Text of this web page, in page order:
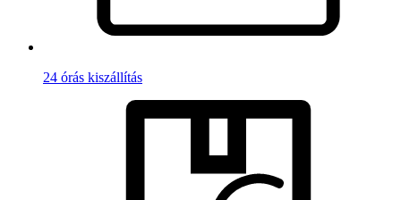
24 órás kiszállítás